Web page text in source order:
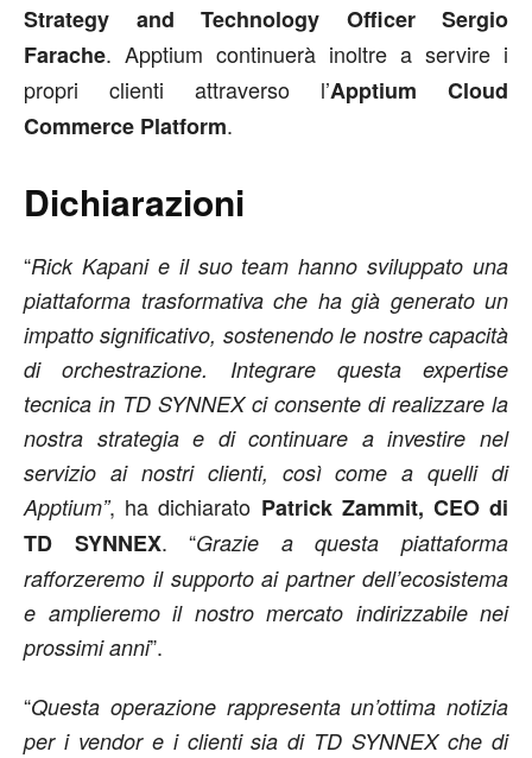
Strategy and Technology Officer Sergio
Farache. Apptium continuerà inoltre a servire i
propri clienti attraverso l’Apptium Cloud
Commerce Platform.
Dichiarazioni
“Rick Kapani e il suo team hanno sviluppato una
piattaforma trasformativa che ha già generato un
impatto significativo, sostenendo le nostre capacità
di orchestrazione. Integrare questa expertise
tecnica in TD SYNNEX ci consente di realizzare la
nostra strategia e di continuare a investire nel
servizio ai nostri clienti, così come a quelli di
Apptium”, ha dichiarato Patrick Zammit, CEO di
TD SYNNEX. “Grazie a questa piattaforma
rafforzeremo il supporto ai partner dell’ecosistema
e amplieremo il nostro mercato indirizzabile nei
prossimi anni”.
“Questa operazione rappresenta un’ottima notizia
per i vendor e i clienti sia di TD SYNNEX che di